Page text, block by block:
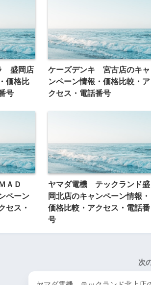
盛岡店
価格比
号
ケーズデンキ 宮古店のキャ
ンペーン情報・価格比較・ア
クセス・電話番号
ＡＤ
ペーン
セス・
ヤマダ電機 テックランド盛
岡北店のキャンペーン情報・
価格比較・アクセス・電話番
号
次